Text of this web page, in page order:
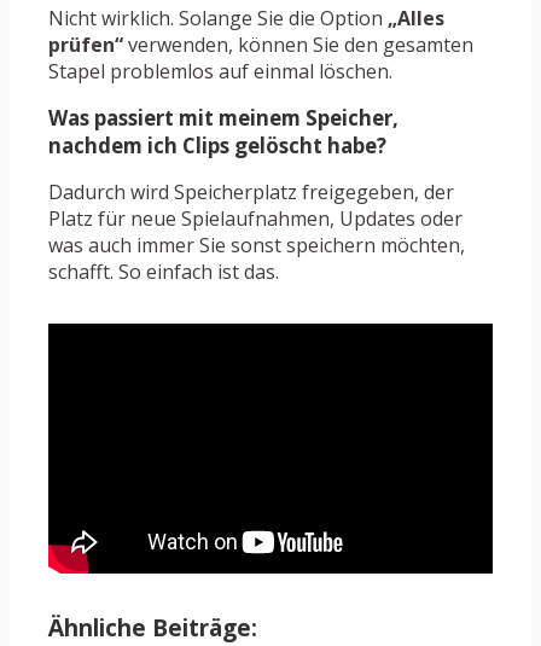
Nicht wirklich. Solange Sie die Option „Alles
prüfen“verwenden, können Sie den gesamten
Stapel problemlos auf einmal löschen.
Was passiert mit meinem Speicher,
nachdem ich Clips gelöscht habe?
Dadurch wird Speicherplatz freigegeben, der
Platz für neue Spielaufnahmen, Updates oder
was auch immer Sie sonst speichern möchten,
schafft. So einfach ist das.
Ähnliche Beiträge: